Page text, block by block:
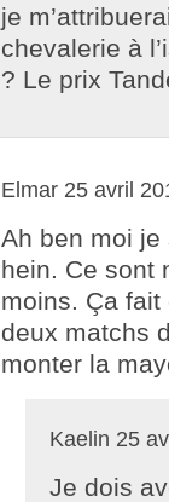
je
chevalerie à
? Le prix
Elmar 25 avril
Ah ben moi
hein. Ce sont
moins. Ça fait
deux matchs
monter la
Kaelin 25
Je dois